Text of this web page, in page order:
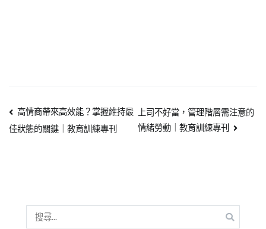
高情商帶來高效能？掌握維持最
佳狀態的關鍵｜教育訓練專刊
上司不好當，管理階層需注意的
情緒勞動｜教育訓練專刊